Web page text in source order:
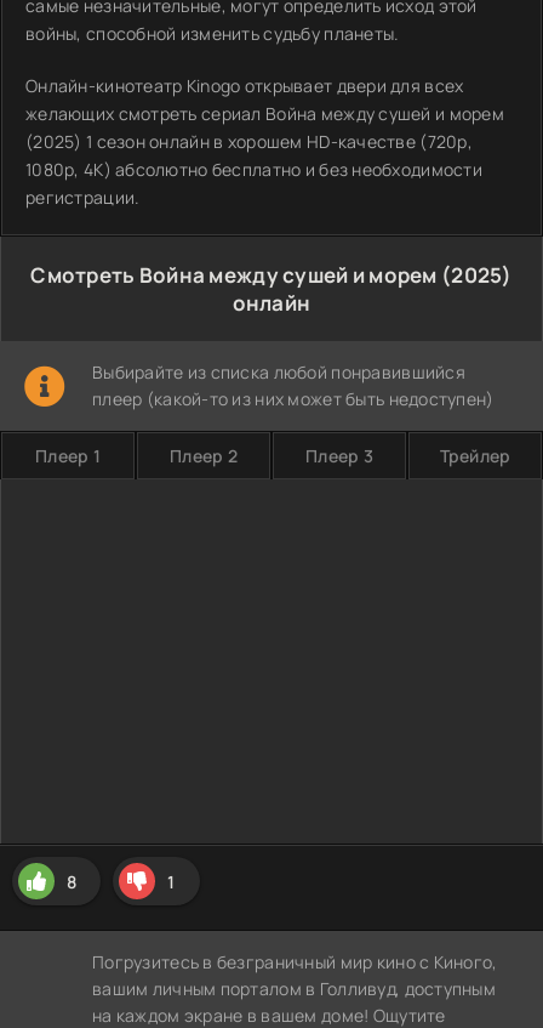
самые незначительные, могут определить исход этой
войны, способной изменить судьбу планеты.
Онлайн-кинотеатр Kinogo открывает двери для всех
желающих смотреть сериал Война между сушей и морем
(2025) 1 сезон онлайн в хорошем HD-качестве (720p,
1080p, 4K) абсолютно бесплатно и без необходимости
регистрации.
Смотреть Война между сушей и морем (2025)
онлайн
Выбирайте из списка любой понравившийся
плеер (какой-то из них может быть недоступен)
Плеер 1 Плеер 2 Плеер 3 Трейлер
8 1
Погрузитесь в безграничный мир кино с Киного,
вашим личным порталом в Голливуд, доступным
на каждом экране в вашем доме! Ощутите